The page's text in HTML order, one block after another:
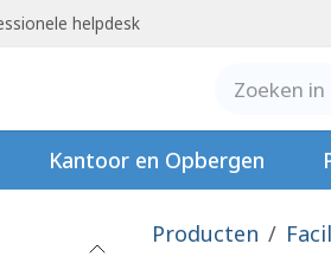
helpdesk
Kantoor en Opbergen
Producten